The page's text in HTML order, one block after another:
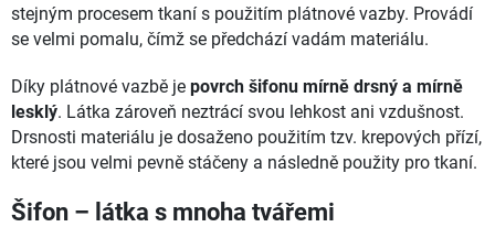
stejným procesem tkaní s použitím plátnové vazby. Provádí
se velmi pomalu, čímž se předchází vadám materiálu.
Díky plátnové vazbě je povrch šifonu mírně drsný a mírně
lesklý. Látka zároveň neztrácí svou lehkost ani vzdušnost.
Drsnosti materiálu je dosaženo použitím tzv. krepových přízí,
které jsou velmi pevně stáčeny a následně použity pro tkaní.
Šifon – látka s mnoha tvářemi